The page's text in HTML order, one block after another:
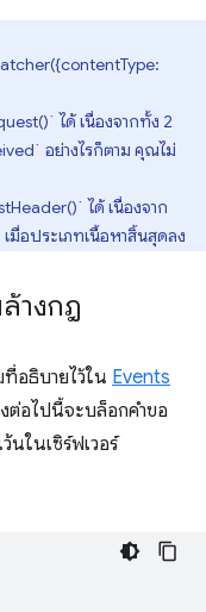
ได้ เนื่องจากทั้ง 2
อย่างไรก็ตาม คุณไม่
ได้ เนื่องจาก
มื่อประเภทเนื้อหาสิ้นสุดลง
างกฎ
อธิบายไว้ใน Events
ต่อไปนี้จะบล็อกคำขอ
ว้นในเซิร์ฟเวอร์